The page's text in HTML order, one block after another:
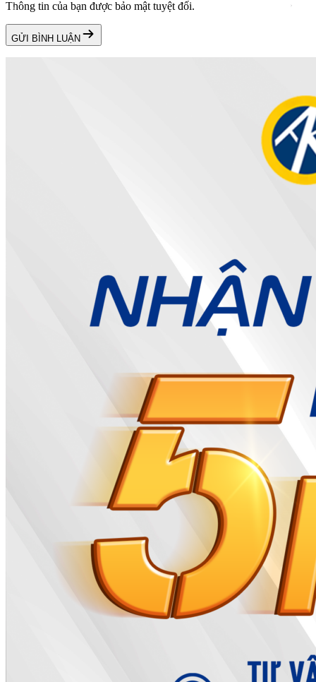
Thông tin của bạn được bảo mật tuyệt đối.
GỬI BÌNH LUẬN